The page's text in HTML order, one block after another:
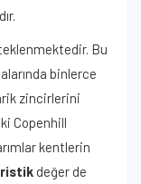
Bu
binlerce
zincirlerini
Copenhill
kentlerin
değer de